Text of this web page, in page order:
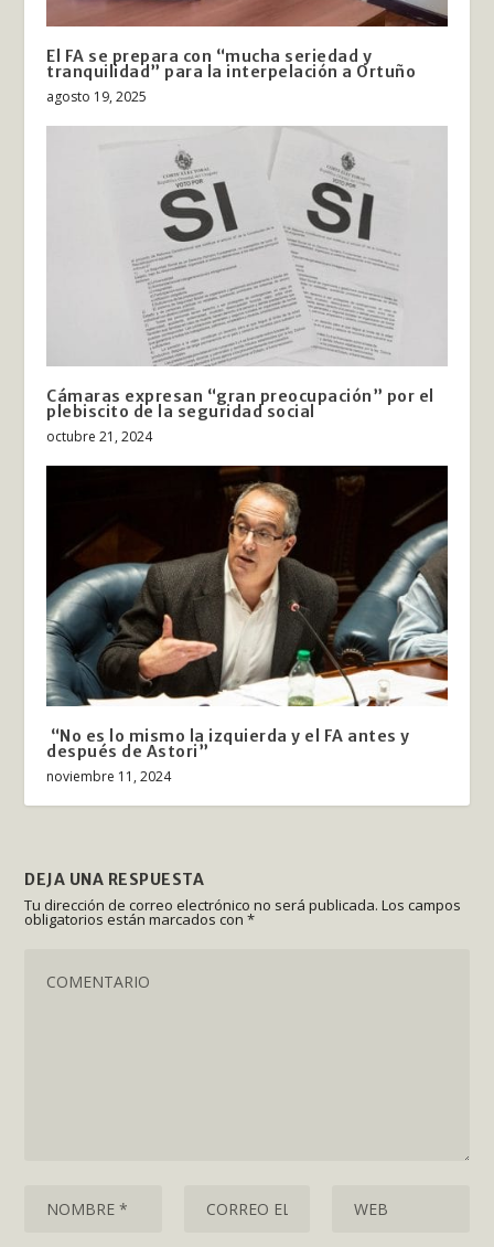
El FA se prepara con “mucha seriedad y
tranquilidad” para la interpelación a Ortuño
agosto 19, 2025
Cámaras expresan “gran preocupación” por el
plebiscito de la seguridad social
octubre 21, 2024
“No es lo mismo la izquierda y el FA antes y
después de Astori”
noviembre 11, 2024
DEJA UNA RESPUESTA
Tu dirección de correo electrónico no será publicada. Los campos
obligatorios están marcados con*